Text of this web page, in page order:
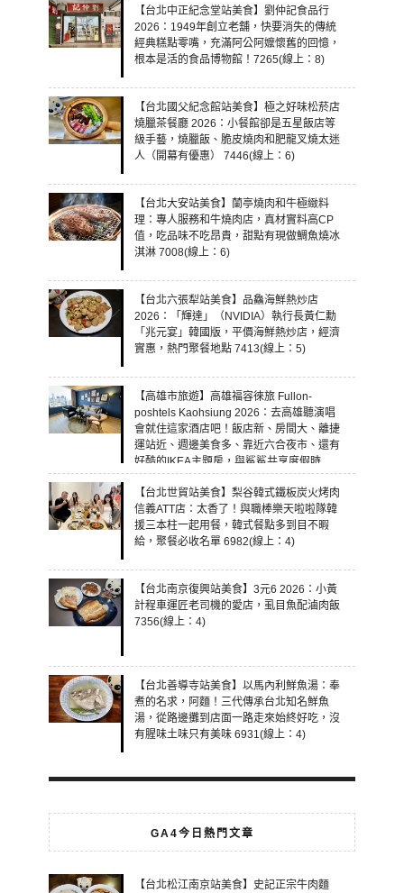
【台北中正紀念堂站美食】劉仲記食品行
2026：1949年創立老舖，快要消失的傳統
經典糕點零嘴，充滿阿公阿嬤懷舊的回憶，
根本是活的食品博物館！7265(線上：8)
【台北國父紀念館站美食】極之好味松菸店
燒臘茶餐廳 2026：小餐館卻是五星飯店等
級手藝，燒臘飯、脆皮燒肉和肥龍叉燒太迷
人（開幕有優惠） 7446(線上：6)
【台北大安站美食】蘭亭燒肉和牛極緻料
理：專人服務和牛燒肉店，真材實料高CP
值，吃品味不吃昂貴，甜點有現做鯛魚燒冰
淇淋 7008(線上：6)
【台北六張犁站美食】品鱻海鮮熱炒店
2026：「輝達」（NVIDIA）執行長黃仁勳
「兆元宴」韓國版，平價海鮮熱炒店，經濟
實惠，熱門聚餐地點 7413(線上：5)
【高雄市旅遊】高雄福容徠旅 Fullon-
poshtels Kaohsiung 2026：去高雄聽演唱
會就住這家酒店吧！飯店新、房間大、離捷
運站近、週邊美食多、靠近六合夜市、還有
好酷的IKEA主題房，與鯊鯊共享度假時
光！ 7460(線上：5)
【台北世貿站美食】梨谷韓式鐵板炭火烤肉
信義ATT店：太香了！與職棒樂天啦啦隊韓
援三本柱一起用餐，韓式餐點多到目不暇
給，聚餐必收名單 6982(線上：4)
【台北南京復興站美食】3元6 2026：小黃
計程車運匠老司機的愛店，虱目魚配滷肉飯
7356(線上：4)
【台北善導寺站美食】以馬內利鮮魚湯：奉
煮的名求，阿麵！三代傳承台北知名鮮魚
湯，從路邊攤到店面一路走來始終好吃，沒
有腥味土味只有美味 6931(線上：4)
GA4今日熱門文章
【台北松江南京站美食】史記正宗牛肉麵